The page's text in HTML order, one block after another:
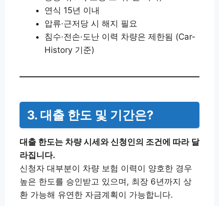
연식 15년 이내
압류·근저당 시 해지 필요
침수·전손·도난 이력 차량은 제한됨 (Car-
History 기준)
3. 대출 한도 및 기간은?
대출 한도는 차량 시세와 신청인의 조건에 따라 달
라집니다.
신청자 대부분이 차량 보험 이력이 양호한 경우
높은 한도를 승인받고 있으며, 최장 6년까지 상
환 가능해 유연한 자금계획이 가능합니다.